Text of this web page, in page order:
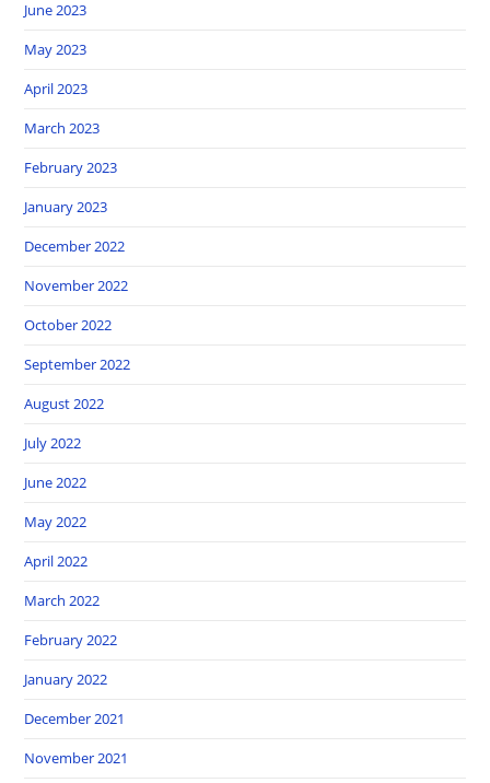
June 2023
May 2023
April 2023
March 2023
February 2023
January 2023
December 2022
November 2022
October 2022
September 2022
August 2022
July 2022
June 2022
May 2022
April 2022
March 2022
February 2022
January 2022
December 2021
November 2021